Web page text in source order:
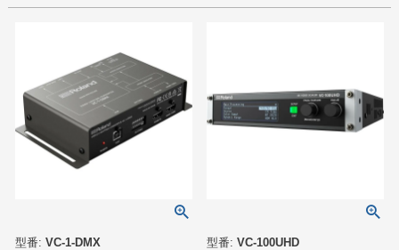
型番: VC-1-DMX 型番: VC-100UHD